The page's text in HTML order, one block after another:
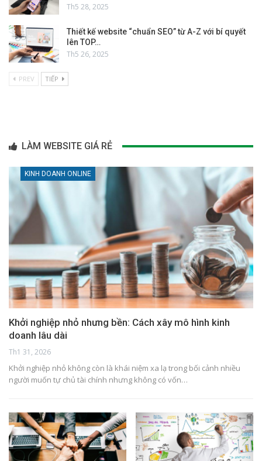
Th5 28, 2025
Thiết kế website “chuẩn SEO” từ A-Z với bí quyết
lên TOP…
Th5 26, 2025
PREV TIẾP
LÀM WEBSITE GIÁ RẺ
KINH DOANH ONLINE
Khởi nghiệp nhỏ nhưng bền: Cách xây mô hình kinh
doanh lâu dài
Th1 31, 2026
Khởi nghiệp nhỏ không còn là khái niệm xa lạ trong bối cảnh nhiều
người muốn tự chủ tài chính nhưng không có vốn…